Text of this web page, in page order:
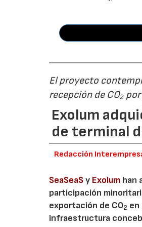
El proyecto
recepción de CO₂
Exolum
de terminal
Redacción
SeaSeaSy Exolum han
participación
exportación de CO2 en
infraestructura